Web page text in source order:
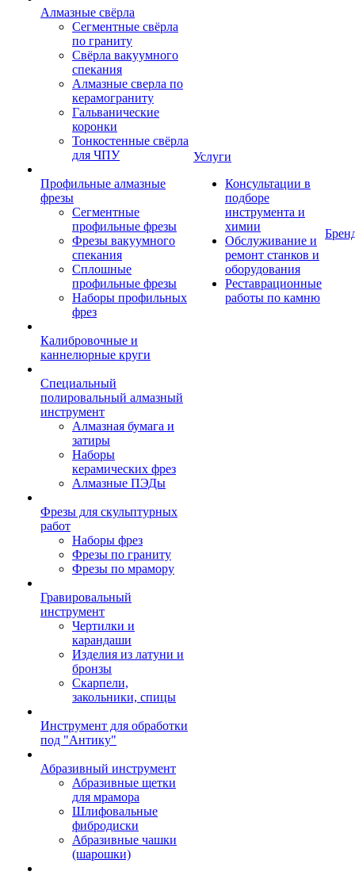
Алмазные свёрла
Сегментные свёрла
по граниту
Свёрла вакуумного
спекания
Алмазные сверла по
керамограниту
Гальванические
коронки
Тонкостенные свёрла
для ЧПУ
Профильные алмазные
фрезы
Сегментные
профильные фрезы
Фрезы вакуумного
спекания
Сплошные
профильные фрезы
Наборы профильных
фрез
Калибровочные и
каннелюрные круги
Специальный
полировальный алмазный
инструмент
Алмазная бумага и
затиры
Наборы
керамических фрез
Алмазные ПЭДы
Фрезы для скульптурных
работ
Наборы фрез
Фрезы по граниту
Фрезы по мрамору
Гравировальный
инструмент
Чертилки и
карандаши
Изделия из латуни и
бронзы
Скарпели,
закольники, спицы
Инструмент для обработки
под "Антику"
Абразивный инструмент
Абразивные щетки
для мрамора
Шлифовальные
фибродиски
Абразивные чашки
(шарошки)
Услуги
Консультации в
подборе
инструмента и
химии
Обслуживание и
ремонт станков и
оборудования
Реставрационные
работы по камню